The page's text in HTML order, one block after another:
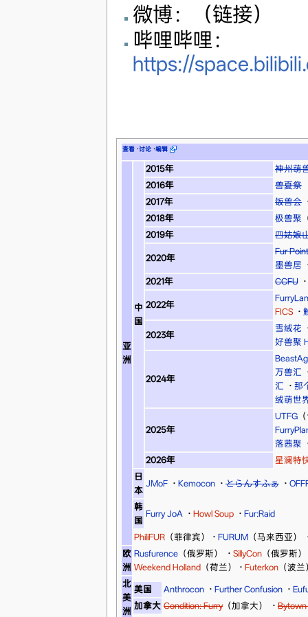
微博：（链接）
哔哩哔哩：
https://
查看·讨论·编辑
亚
洲
中
国
2015年
神州萌
2016年
兽夏祭
2017年
饭兽会
2018年
极兽聚
2019年
四姑娘
2020年
Fur
墨兽居
2021年
CCFU ·
2022年
FICS ·
2023年
雪绒花
好兽聚
2024年
万兽汇
汇 · 那
绒萌世
2025年
UTFG
落茜聚
2026年
星澜特
日
本
JMoF · Kemocon · とらんすふぁ ·
韩
国
Furry JoA · Howl Soup · Fur:Raid
PhiliFUR（菲律宾） · FURUM（马来西亚）
欧
洲
Rusfurence（俄罗斯） · SillyCon（俄罗斯）
Weekend Holland（荷兰） · Futerkon（波兰
北
美
洲
美国 Anthrocon · Further Confusion ·
加拿大 Condition: Furry（加拿大） · Bytown